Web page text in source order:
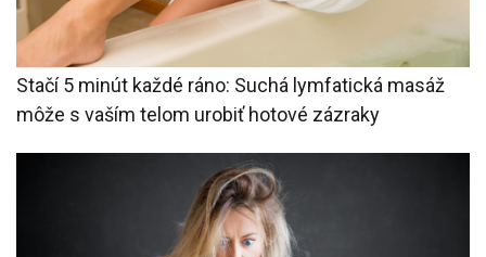
Stačí 5 minút každé ráno: Suchá lymfatická masáž
môže s vaším telom urobiť hotové zázraky